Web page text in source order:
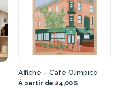
Affiche – Café Olimpico
À partir de 24,00 $